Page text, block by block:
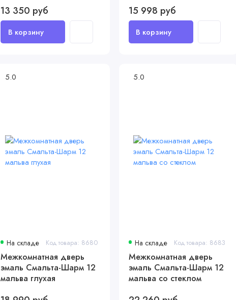
13 350 руб 15 998 руб
5.0
На складе Код товара: 8680
Межкомнатная дверь
эмаль Смальта-Шарм 12
мальва глухая
5.0
На складе Код товара: 8683
Межкомнатная дверь
эмаль Смальта-Шарм 12
мальва со стеклом